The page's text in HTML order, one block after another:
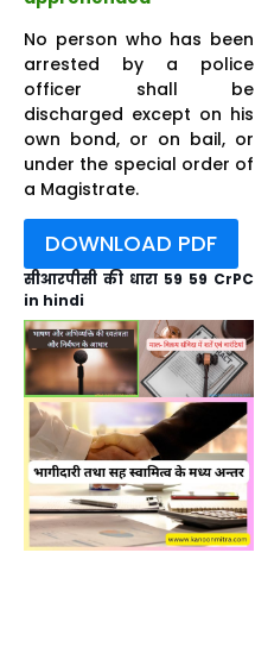
No person who has been
arrested by a police
officer shall be
discharged except on his
own bond, or on bail, or
under the special order of
a Magistrate.
DOWNLOAD PDF
सीआरपीसी की धारा 59 59 CrPC
in hindi